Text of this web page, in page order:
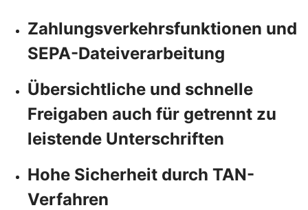
Zahlungsverkehrsfunktionen und
SEPA-Dateiverarbeitung
Übersichtliche und schnelle
Freigaben auch für getrennt zu
leistende Unterschriften
Hohe Sicherheit durch TAN-
Verfahren